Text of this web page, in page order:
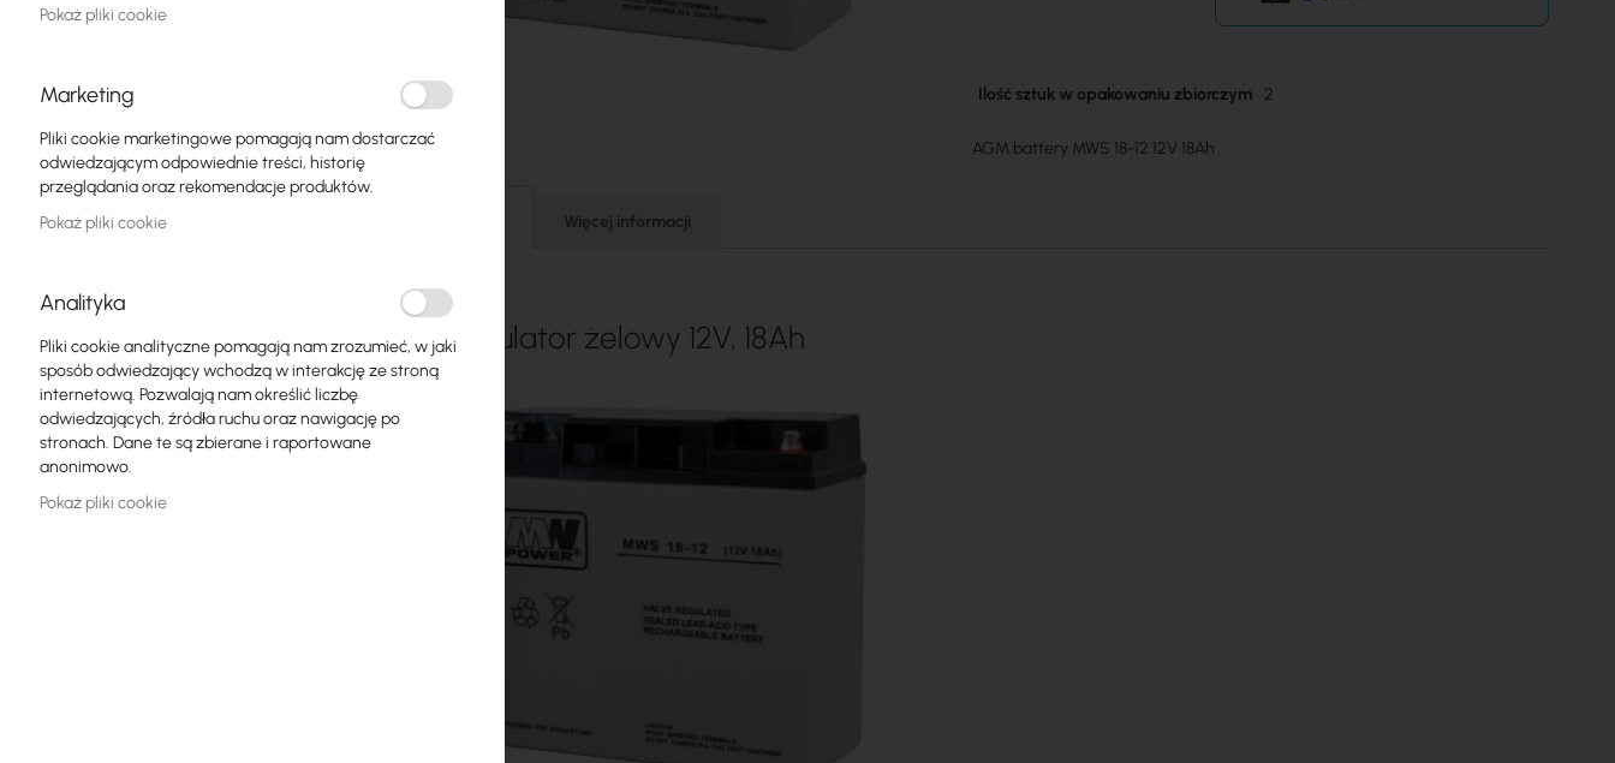
Zasilanie
GPON
Kable LAN
Routery LAN
Licencje MikroTik
Monitoring, Smart Home IoT
Zewnętrzne urządzenia WiFi
Przejdź
na
Więcej
Ilość sztuk w opakowaniu zbiorczym 2
AGM battery MWS 18-12 12V 18Ah
Więcej informacji
Akumulator żelowy 12V, 18Ah
Pokaż pliki cookie
Marketing
Pliki cookie marketingowe pomagają nam dostarczać
odwiedzającym odpowiednie treści, historię
przeglądania oraz rekomendacje produktów.
Pokaż pliki cookie
Analityka
Pliki cookie analityczne pomagają nam zrozumieć, w jaki
sposób odwiedzający wchodzą w interakcję ze stroną
internetową. Pozwalają nam określić liczbę
odwiedzających, źródła ruchu oraz nawigację po
stronach. Dane te są zbierane i raportowane
anonimowo.
Pokaż pliki cookie